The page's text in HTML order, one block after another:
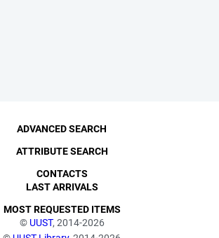
© UUST, 2014-2026
ADVANCED SEARCH
ATTRIBUTE SEARCH
CONTACTS
LAST ARRIVALS
MOST REQUESTED ITEMS